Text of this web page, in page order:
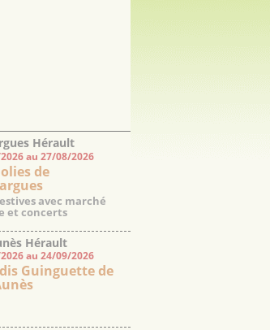
Hérault
au 27/08/2026
de
avec marché
et concerts
Hérault
au 24/09/2026
Guinguette de